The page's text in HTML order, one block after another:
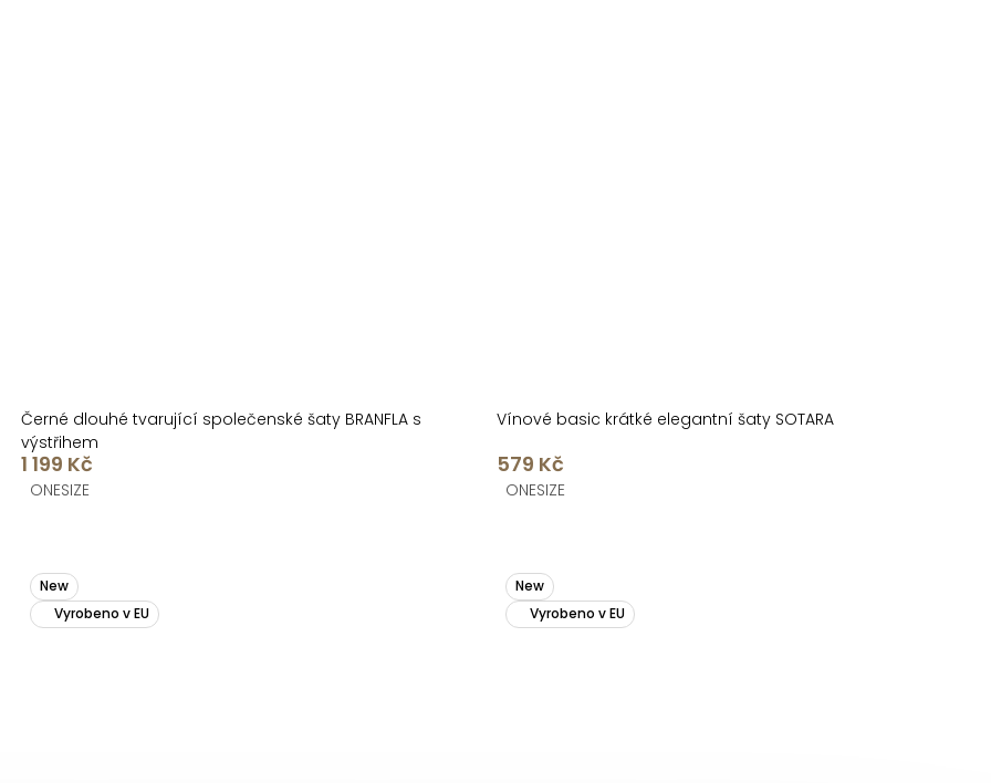
Černé dlouhé tvarující společenské šaty BRANFLA s
výstřihem
1 199 Kč
ONESIZE
Vínové basic krátké elegantní šaty SOTARA
579 Kč
ONESIZE
New
Vyrobeno v EU
New
Vyrobeno v EU